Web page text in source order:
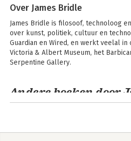
Over James Bridle
James Bridle is filosoof, technoloog
over kunst, politiek, cultuur en
Guardian en Wired, en werkt veelal in
Victoria & Albert Museum, het
Serpentine Gallery.
Andere boeken door